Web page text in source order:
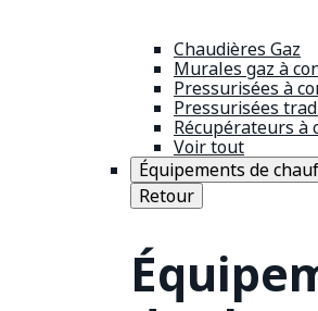
Chaudières Gaz
Murales gaz à
Pressurisées à
Pressurisées
Récupérateurs à
Voir tout
Équipements de
Retour